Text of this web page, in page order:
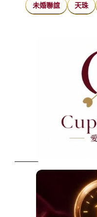
未婚聯誼 天珠